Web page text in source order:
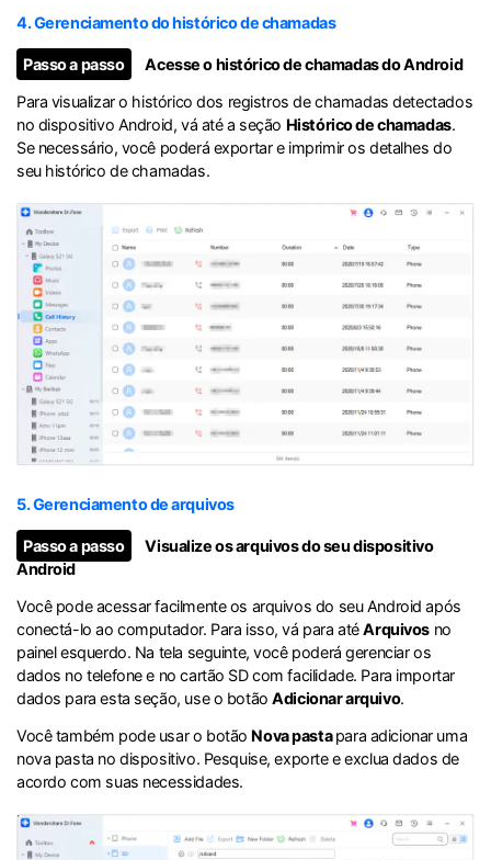
4. Gerenciamento do histórico de chamadas
Passo a passo
Acesse o histórico de chamadas do Android
Para visualizar o histórico dos registros de chamadas detectados
no dispositivo Android, vá até a seção Histórico de chamadas.
Se necessário, você poderá exportar e imprimir os detalhes do
seu histórico de chamadas.
5. Gerenciamento de arquivos
Passo a passo
Visualize os arquivos do seu dispositivo
Android
Você pode acessar facilmente os arquivos do seu Android após
conectá-lo ao computador. Para isso, vá para atéArquivos no
painel esquerdo. Na tela seguinte, você poderá gerenciar os
dados no telefone e no cartão SD com facilidade. Para importar
dados para esta seção, use o botãoAdicionar arquivo.
Você também pode usar o botão Nova pastapara adicionar uma
nova pasta no dispositivo. Pesquise, exporte e exclua dados de
acordo com suas necessidades.